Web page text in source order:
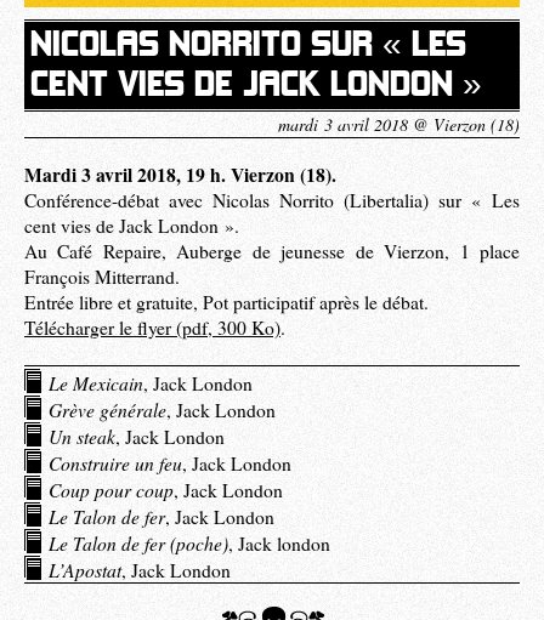
NICOLAS NORRITO SUR « LES
CENT VIES DE JACK LONDON »
mardi 3 avril 2018 @ Vierzon (18)
Mardi 3 avril 2018, 19 h. Vierzon (18).
Conférence-débat avec Nicolas Norrito (Libertalia) sur « Les
cent vies de Jack London ».
Au Café Repaire, Auberge de jeunesse de Vierzon, 1 place
François Mitterrand.
Entrée libre et gratuite, Pot participatif après le débat.
Télécharger le flyer (pdf, 300 Ko).
Le Mexicain, Jack London
Grève générale, Jack London
Un steak, Jack London
Construire un feu, Jack London
Coup pour coup, Jack London
Le Talon de fer, Jack London
Le Talon de fer (poche), Jack london
L’Apostat, Jack London